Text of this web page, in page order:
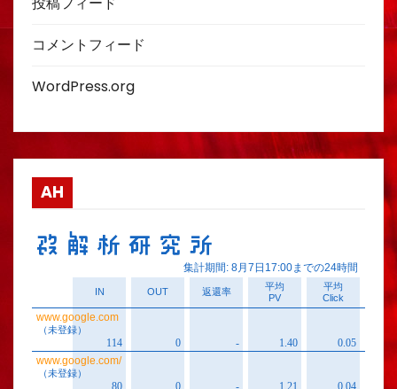
コメントフィード
WordPress.org
AH